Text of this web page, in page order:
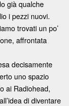
già qualche
i pezzi nuovi.
trovati un po’
affrontata
decisamente
uno spazio
ai Radiohead,
di diventare